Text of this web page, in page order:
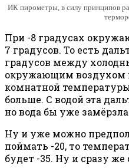
ИК пирометры, в силу принципов
При -8 градусах
7 градусов. То есть
градусов между
окружающим воздухом
комнатной
больше. С водой эта
но вода бы уже
Ну и уже можно
поймать -20, то
будет -35. Ну и сразу